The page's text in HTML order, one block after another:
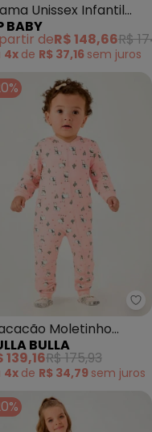
Unissex Infantil
Rosa
BABY
deR$ 148,66R$
4x de R$ 37,16 sem juros
- Pijama Stitch &
Moletinho
BULLA
139,16R$ 175,93
4x de R$ 34,79 sem juros